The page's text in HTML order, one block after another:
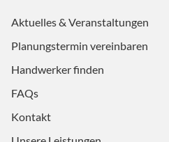
Aktuelles & Veranstaltungen
Planungstermin vereinbaren
Handwerker finden
FAQs
Kontakt